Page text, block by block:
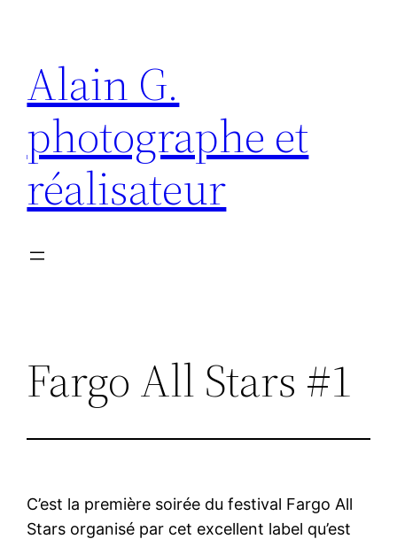
contenu
Alain G.
photographe et
réalisateur
Fargo All Stars #1
C’est la première soirée du festival Fargo All
Stars organisé par cet excellent label qu’est